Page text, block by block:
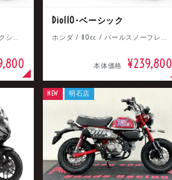
ホンダ / 110cc / マットギャラクシーブラックメタリック
Dio110･ベーシック
ホンダ / 110cc / パールスノーフレークホワイト
本体価格 ¥239,800
NEW 明石店